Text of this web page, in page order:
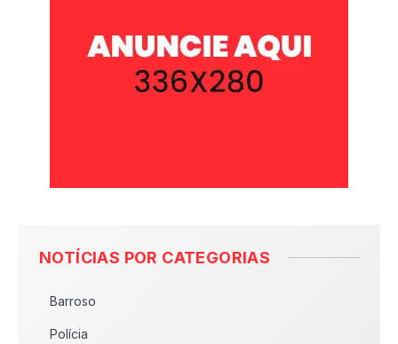
NOTÍCIAS POR CATEGORIAS
Barroso
Polícia